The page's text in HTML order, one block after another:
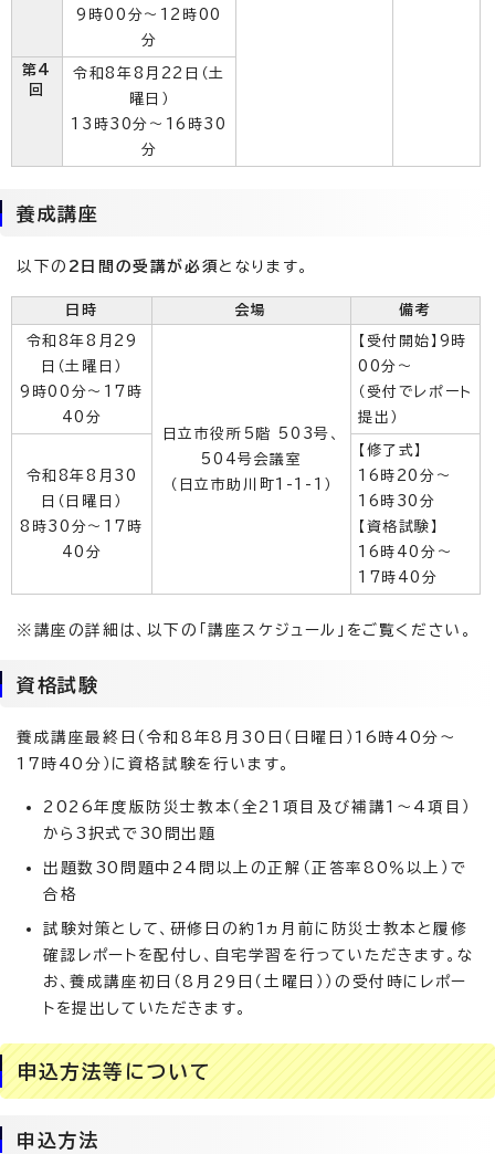
9時00分～12時00
分
第4
回
令和8年8月22日（土
曜日）
13時30分～16時30
分
養成講座
以下の 2日間の受講が必須 となります。
日時 会場 備考
令和8年8月29
日（土曜日）
9時00分～17時
40分
日立市役所5階 503号、
504号会議室
（日立市助川町1-1-1）
【受付開始】9時
00分～
（受付でレポート
提出）
令和8年8月30
日（日曜日）
8時30分～17時
40分
【修了式】
16時20分～
16時30分
【資格試験】
16時40分～
17時40分
※講座の詳細は、以下の「講座スケジュール」をご覧ください。
資格試験
養成講座最終日（令和8年8月30日（日曜日）16時40分～
17時40分）に資格試験を行います。
2026年度版防災士教本（全21項目及び補講1～4項目）
から3択式で30問出題
出題数30問題中24問以上の正解（正答率80％以上）で
合格
試験対策として、研修日の約1ヵ月前に防災士教本と履修
確認レポートを配付し、自宅学習を行っていただきます。な
お、養成講座初日（8月29日（土曜日））の受付時にレポー
トを提出していただきます。
申込方法等について
申込方法